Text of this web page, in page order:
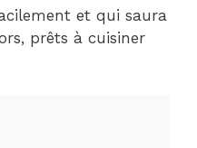
et qui saura
prêts à cuisiner